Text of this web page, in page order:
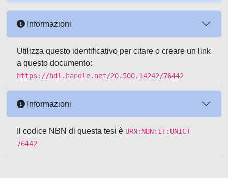
Informazioni
Utilizza questo identificativo per citare o creare un link
a questo documento:
https://hdl.handle.net/20.500.14242/76442
Informazioni
Il codice NBN di questa tesi è URN:NBN:IT:UNICT-
76442